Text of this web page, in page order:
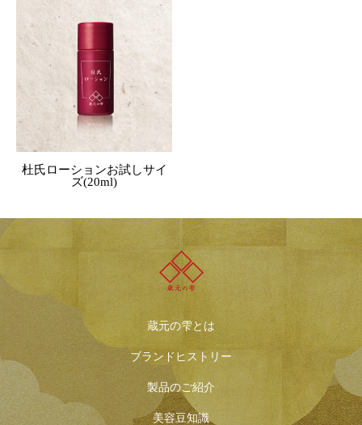
杜氏ローションお試しサイ
ズ(20ml)
蔵元の雫とは
ブランドヒストリー
製品のご紹介
美容豆知識